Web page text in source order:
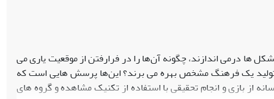
ها درمی ‏اندازند، چگونه آن‌ها را در فرارفتن از موقعیت یاری می‏
و تولید یک فرهنگ مشخص بهره می‏ برند؟ این‌ها پرسش ‏هایی است که
از بازی و انجام تحقیقی با استفاده از تکنیک مشاهده و گروه‏ های